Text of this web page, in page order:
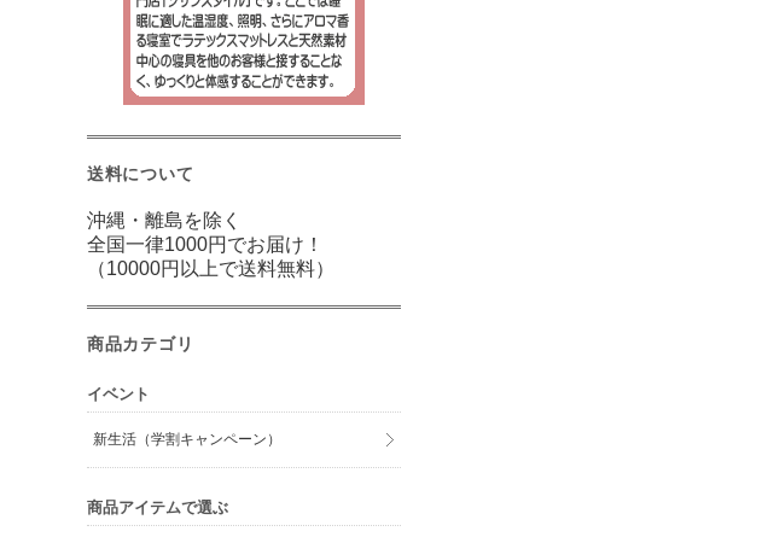
送料について
沖縄・離島を除く
全国一律1000円でお届け！
（10000円以上で送料無料）
商品カテゴリ
イベント
新生活（学割キャンペーン）
商品アイテムで選ぶ